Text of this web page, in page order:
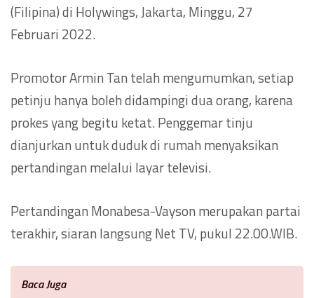
(Filipina) di Holywings, Jakarta, Minggu, 27
Februari 2022.
Promotor Armin Tan telah mengumumkan, setiap
petinju hanya boleh didampingi dua orang, karena
prokes yang begitu ketat. Penggemar tinju
dianjurkan untuk duduk di rumah menyaksikan
pertandingan melalui layar televisi.
Pertandingan Monabesa-Vayson merupakan partai
terakhir, siaran langsung Net TV, pukul 22.00.WIB.
Baca Juga